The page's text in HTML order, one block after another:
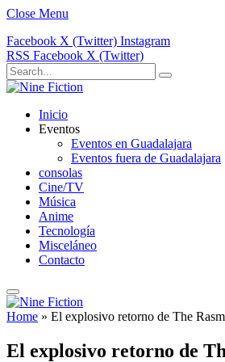
Close Menu
Facebook X (Twitter) Instagram
RSS Facebook X (Twitter)
Inicio
Eventos
Eventos en Guadalajara
Eventos fuera de Guadalajara
consolas
Cine/TV
Música
Anime
Tecnología
Misceláneo
Contacto
Home » El explosivo retorno de The
El explosivo retorno de